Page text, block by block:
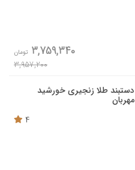
3,759,340 تومان
3,957,200
دستبند طلا زنجیری خورشید
مهربان
4